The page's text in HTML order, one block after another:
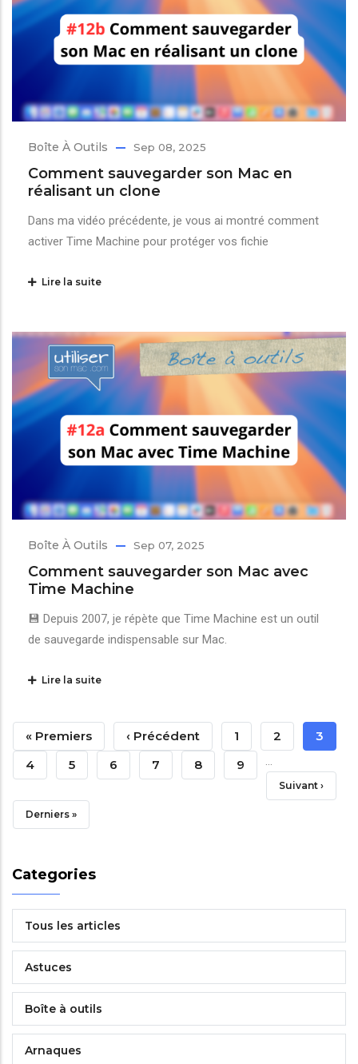
Boîte À Outils Sep 08, 2025
Comment sauvegarder son Mac en
réalisant un clone
Dans ma vidéo précédente, je vous ai montré comment
activer Time Machine pour protéger vos fichie
Lire la suite
Boîte À Outils Sep 07, 2025
Comment sauvegarder son Mac avec
Time Machine
💾 Depuis 2007, je répète que Time Machine est un outil
de sauvegarde indispensable sur Mac.
Lire la suite
Pagination
Première
Page
« Premiers
Page
Précédente
‹ Précédent Page
1 Page
2
Page
3
Page
4 Page
5 Page
6 Page
7 Page
8 Page
9 …
Page
Suivant ›
Dernière
Derniers »
Categories
Tous les articles
Astuces
Boîte à outils
Arnaques